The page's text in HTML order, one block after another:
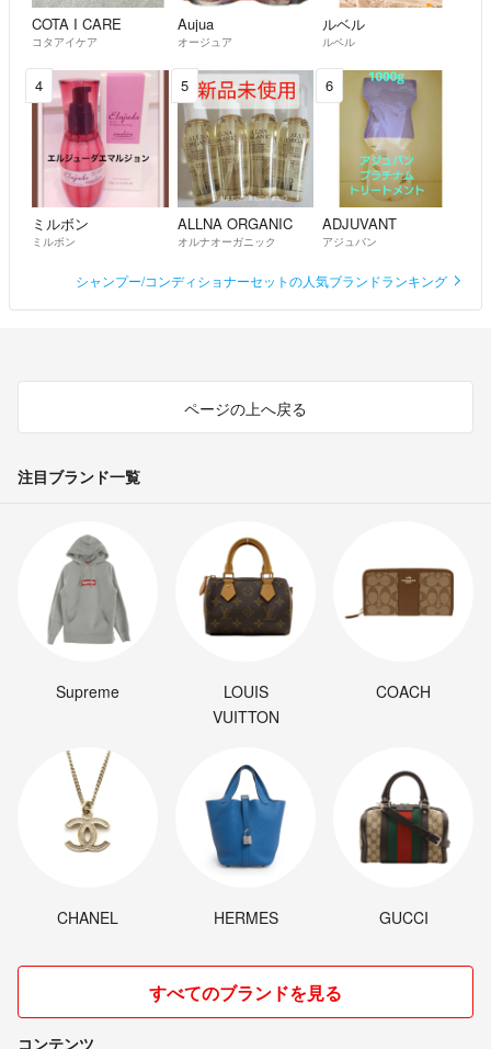
COTA I CARE
コタアイケア
Aujua
オージュア
ルベル
ルベル
4
ミルボン
ミルボン
5
ALLNA ORGANIC
オルナオーガニック
6
ADJUVANT
アジュバン
シャンプー/コンディショナーセットの人気ブランドランキング
ページの上へ戻る
注目ブランド一覧
Supreme
LOUIS
VUITTON
COACH
CHANEL HERMES GUCCI
すべてのブランドを見る
コンテンツ